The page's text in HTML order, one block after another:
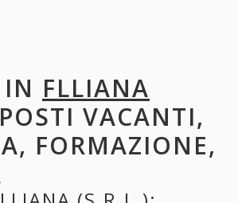
FLLIANA
VACANTI,
FORMAZIONE,